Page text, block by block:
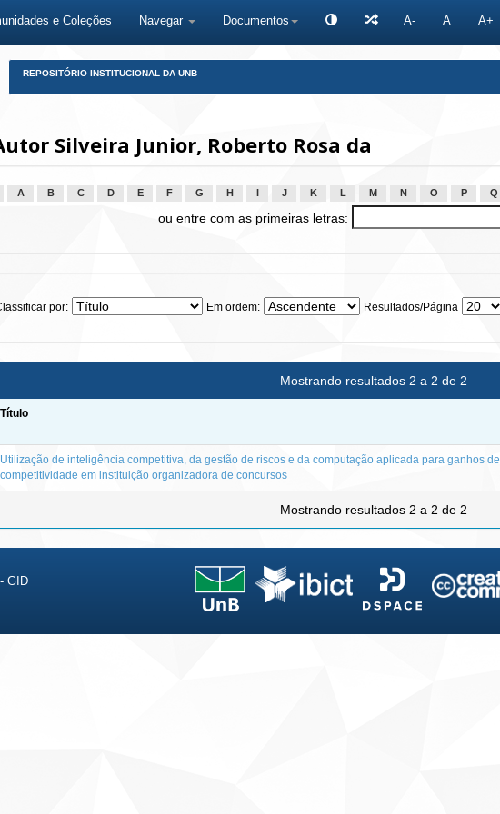
e Coleções Navegar Documentos A- A A+
REPOSITÓRIO INSTITUCIONAL DA UNB
Silveira Junior, Roberto Rosa da
A B C D E F G H J K L M N O P Q
ou entre com as primeiras letras:
por: Em ordem: Resultados/Página
Mostrando resultados 2 a 2 de 2
Título
Utilização de inteligência competitiva, da gestão de riscos e da computação aplicada para ganhos de
competitividade em instituição organizadora de concursos
Mostrando resultados 2 a 2 de 2
GID